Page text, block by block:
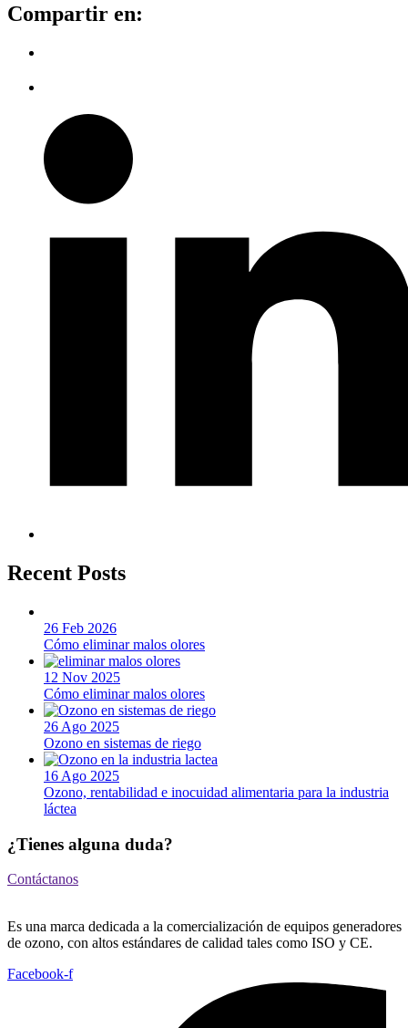
Compartir en:
Recent Posts
26 Feb 2026
Cómo eliminar malos olores
12 Nov 2025
Cómo eliminar malos olores
26 Ago 2025
Ozono en sistemas de riego
16 Ago 2025
Ozono, rentabilidad e inocuidad alimentaria para la industria
láctea
¿Tienes alguna duda?
Contáctanos
Es una marca dedicada a la comercialización de equipos generadores
de ozono, con altos estándares de calidad tales como ISO y CE.
Facebook-f